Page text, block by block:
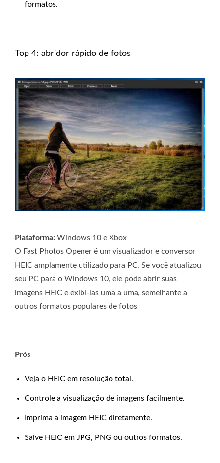
formatos.
Top 4: abridor rápido de fotos
Plataforma: Windows 10 e Xbox
O Fast Photos Opener é um visualizador e conversor
HEIC amplamente utilizado para PC. Se você atualizou
seu PC para o Windows 10, ele pode abrir suas
imagens HEIC e exibi-las uma a uma, semelhante a
outros formatos populares de fotos.
Prós
Veja o HEIC em resolução total.
Controle a visualização de imagens facilmente.
Imprima a imagem HEIC diretamente.
Salve HEIC em JPG, PNG ou outros formatos.